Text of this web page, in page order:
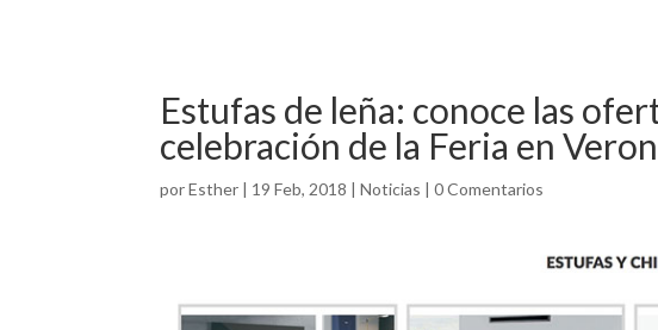
Estufas de leña: conoce las
celebración de la Feria en
porEsther | 19 Feb, 2018 |Noticias |0 Comentarios